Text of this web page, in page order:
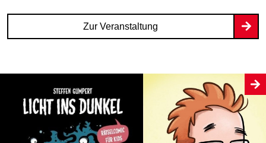
Zur Veranstaltung